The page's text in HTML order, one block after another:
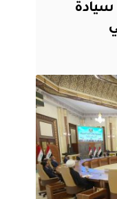
سيادة